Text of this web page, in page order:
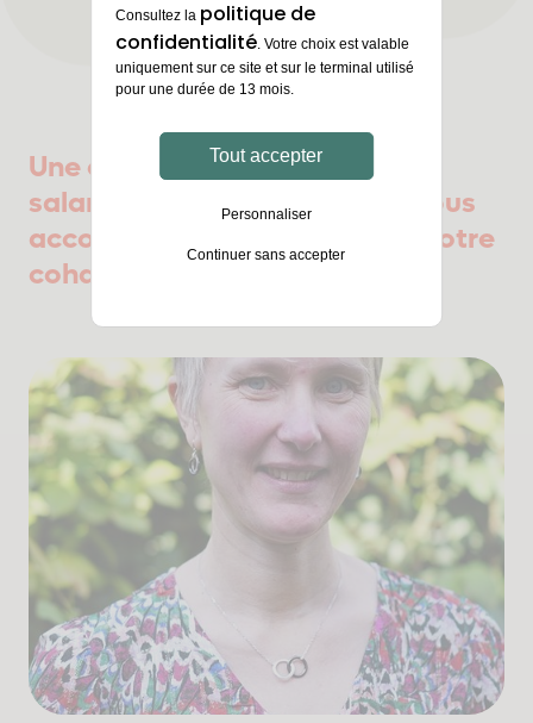
Une équipe professionnelle de
salarié(e)s expérimenté(e)s, vous
accompagne tout au long de votre
cohabitation
Consultez la politique de
confidentialité . Votre choix est valable
uniquement sur ce site et sur le terminal utilisé
pour une durée de 13 mois.
Tout accepter
Personnaliser
Continuer sans accepter